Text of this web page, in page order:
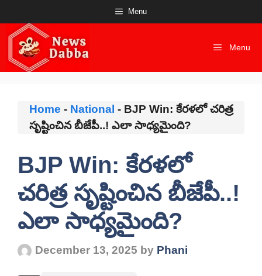
to
content
Menu
Menu
Home - National - BJP Win: కేరళలో చరిత్ర
సృష్టించిన బీజేపీ..! ఎలా సాధ్యమైంది?
BJP Win: కేరళలో
చరిత్ర సృష్టించిన బీజేపీ..!
ఎలా సాధ్యమైంది?
December 13, 2025 by Phani